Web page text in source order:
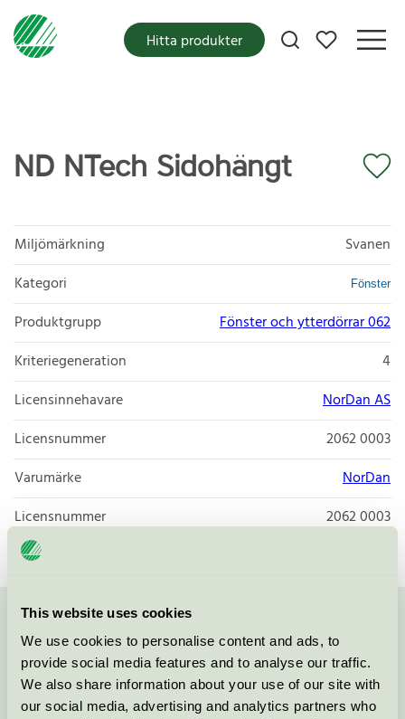
This website uses cookies
We use cookies to personalise content and ads, to
provide social media features and to analyse our traffic.
We also share information about your use of our site with
our social media, advertising and analytics partners who
Mina favoriter
Hitta produkter
ND NTech Sidohängt
Miljömärkning
Svanen
Kategori
Fönster
Produktgrupp
Fönster och ytterdörrar 062
Kriteriegeneration
4
Licensinnehavare
NorDan AS
Licensnummer
2062 0003
Varumärke
NorDan
Licensnummer
2062 0003
Kontakta oss på08-55 55 24 00eller via formuläret: